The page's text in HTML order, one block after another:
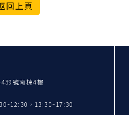
號南棟4樓
，13:30~17:30